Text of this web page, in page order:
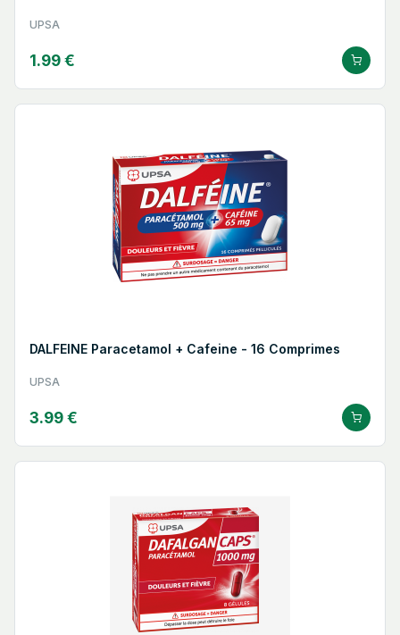
UPSA
1.99 €
DALFEINE Paracetamol + Cafeine - 16 Comprimes
UPSA
3.99 €